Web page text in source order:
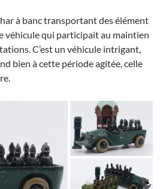
à banc transportant des élément
véhicule qui participait au maintien
C’est un véhicule intrigant,
bien à cette période agitée, celle